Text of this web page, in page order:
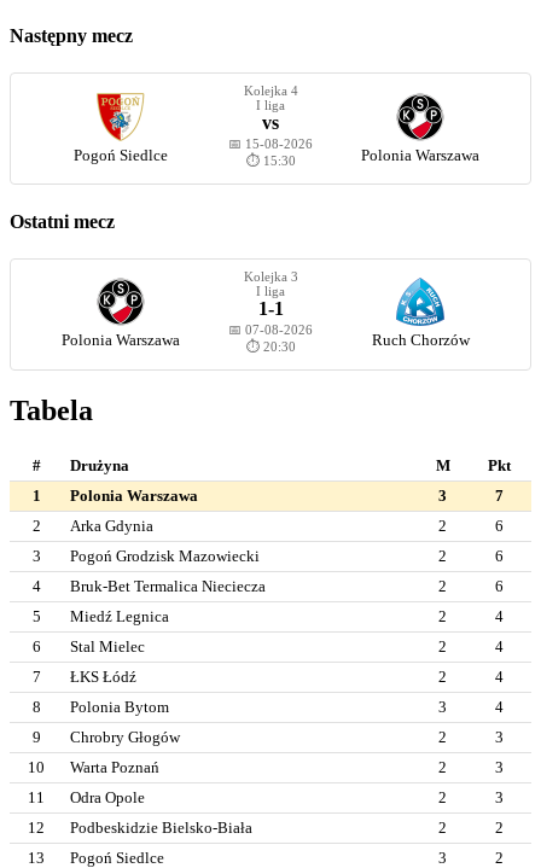
Następny mecz
Pogoń Siedlce
Kolejka 4
I liga
vs
📅 15-08-2026
⏱️ 15:30
Polonia Warszawa
Ostatni mecz
Polonia Warszawa
Kolejka 3
I liga
1-1
📅 07-08-2026
⏱️ 20:30
Ruch Chorzów
Tabela
# Drużyna M
Pkt
1
Polonia Warszawa 3
7
2
Arka Gdynia 2
6
3
Pogoń Grodzisk Mazowiecki 2
6
4
Bruk-Bet Termalica Nieciecza 2
6
5
Miedź Legnica 2
4
6
Stal Mielec 2
4
7
ŁKS Łódź 2
4
8
Polonia Bytom 3
4
9
Chrobry Głogów 2
3
10
Warta Poznań 2
3
11
Odra Opole 2
3
12
Podbeskidzie Bielsko-Biała 2
2
13
Pogoń Siedlce 3
2